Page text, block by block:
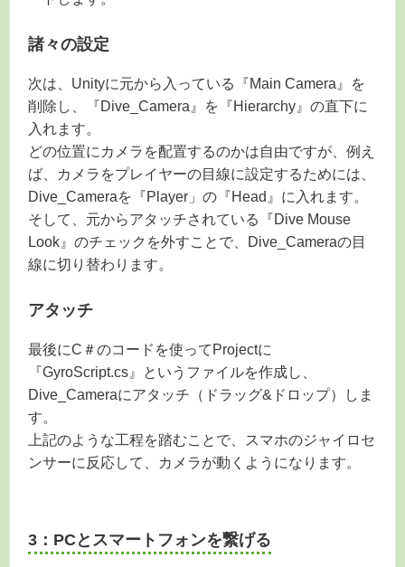
諸々の設定
次は、Unityに元から入っている『Main Camera』を
削除し、『Dive_Camera』を『Hierarchy』の直下に
入れます。
どの位置にカメラを配置するのかは自由ですが、例え
ば、カメラをプレイヤーの目線に設定するためには、
Dive_Cameraを『Player」の『Head』に入れます。
そして、元からアタッチされている『Dive Mouse
Look』のチェックを外すことで、Dive_Cameraの目
線に切り替わります。
アタッチ
最後にC＃のコードを使ってProjectに
『GyroScript.cs』というファイルを作成し、
Dive_Cameraにアタッチ（ドラッグ&ドロップ）しま
す。
上記のような工程を踏むことで、スマホのジャイロセ
ンサーに反応して、カメラが動くようになります。
3：PCとスマートフォンを繋げる